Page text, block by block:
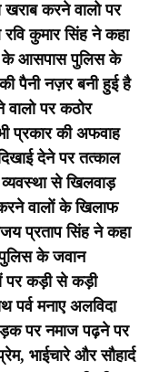
खराब करने वालो पर
कुमार सिंह ने कहा
के आसपास पुलिस के
पैनी नज़र बनी हुई है
वालो पर कठोर
भी प्रकार की अफवाह
देने पर तत्काल
से खिलवाड़
वालों के खिलाफ
प्रताप सिंह ने कहा
पुलिस के जवान
पर कड़ी से कड़ी
पर्व मनाए अलविदा
पर नमाज पढ़ने पर
भाईचारे और सौहार्द